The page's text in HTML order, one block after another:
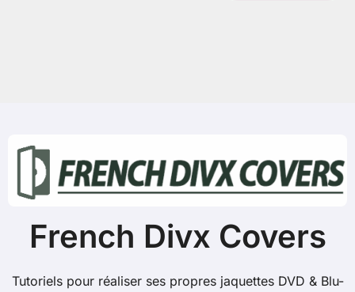
French Divx Covers
Tutoriels pour réaliser ses propres jaquettes DVD & Blu-